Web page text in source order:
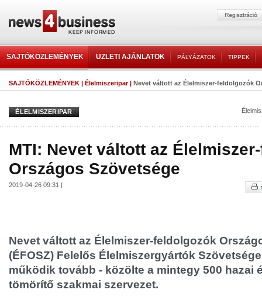
SAJTÓKÖZLEMÉNYEK ÜZLETI AJÁNLATOK PÁLYÁZATOK TIPPEK
SAJTÓKÖZLEMÉNYEK | Élelmiszeripar| Nevet váltott az Élelmiszer-feldolgozók
ÉLELMISZERIPAR
MTI: Nevet váltott az
Országos Szövetsége
2019-04-26 09:31 |
Nevet váltott az Élelmiszer-feldolgozók
(ÉFOSZ) Felelős Élelmiszergyártók
működik tovább - közölte a mintegy 500 hazai
tömörítő szakmai szervezet.